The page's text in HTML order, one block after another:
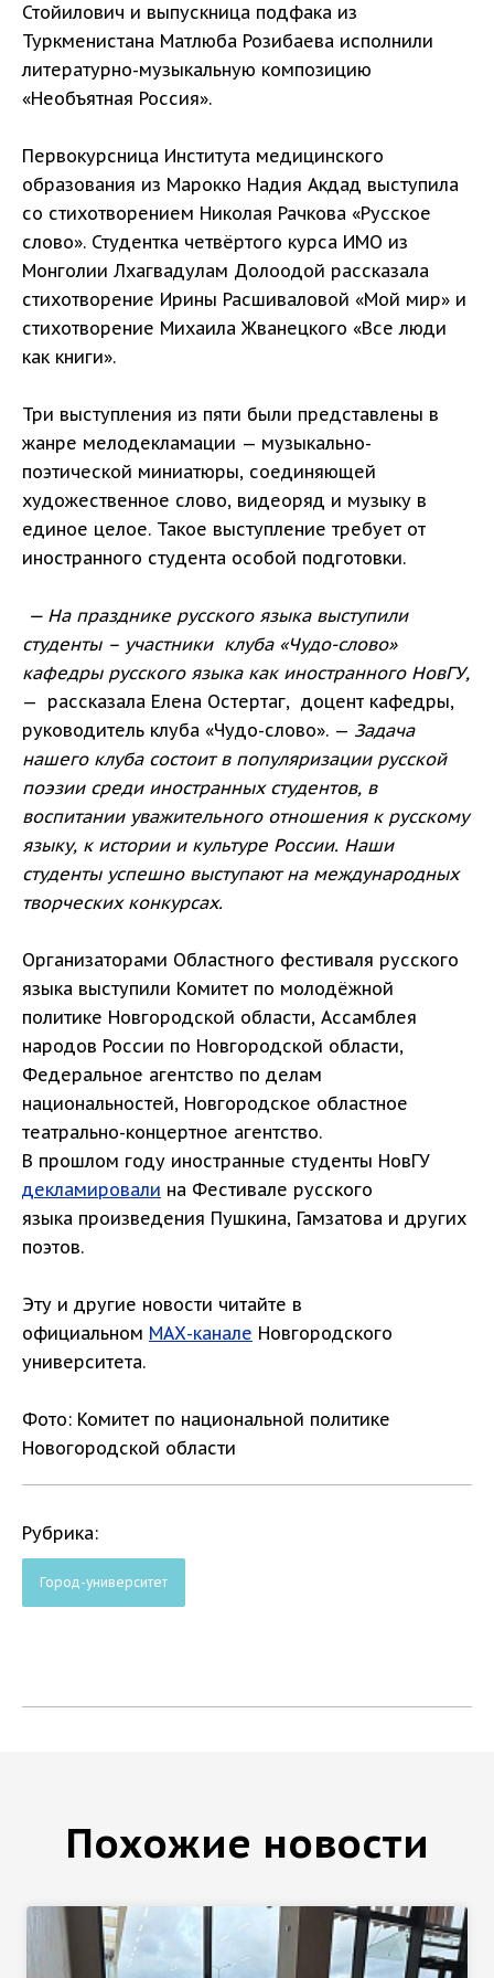
Стойилович и выпускница подфака из
Туркменистана Матлюба Розибаева исполнили
литературно-музыкальную композицию
«Необъятная Россия».
Первокурсница Института медицинского
образования из Марокко Надия Акдад выступила
со стихотворением Николая Рачкова «Русское
слово». Студентка четвёртого курса ИМО из
Монголии Лхагвадулам Долоодой рассказала
стихотворение Ирины Расшиваловой «Мой мир» и
стихотворение Михаила Жванецкого «Все люди
как книги».
Три выступления из пяти были представлены в
жанре мелодекламации — музыкально-
поэтической миниатюры, соединяющей
художественное слово, видеоряд и музыку в
единое целое. Такое выступление требует от
иностранного студента особой подготовки.
— На празднике русского языка выступили
студенты – участники клуба «Чудо-слово»
кафедры русского языка как иностранного НовГУ,
— рассказала Елена Остертаг, доцент кафедры,
руководитель клуба «Чудо-слово». — Задача
нашего клуба состоит в популяризации русской
поэзии среди иностранных студентов, в
воспитании уважительного отношения к русскому
языку, к истории и культуре России. Наши
студенты успешно выступают на международных
творческих конкурсах.
Организаторами Областного фестиваля русского
языка выступили Комитет по молодёжной
политике Новгородской области, Ассамблея
народов России по Новгородской области,
Федеральное агентство по делам
национальностей, Новгородское областное
театрально-концертное агентство.
В прошлом году иностранные студенты НовГУ
декламировали на Фестивале русского
языка произведения Пушкина, Гамзатова и других
поэтов.
Эту и другие новости читайте в
официальном МАХ-канале Новгородского
университета.
Фото: Комитет по национальной политике
Новогородской области
Рубрика:
Город-университет
Похожие новости